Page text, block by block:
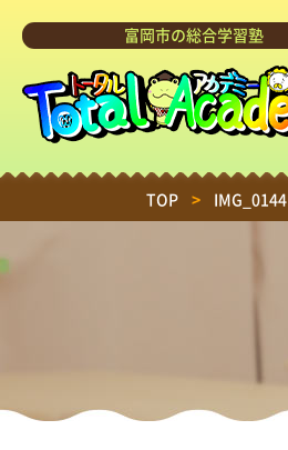
富岡市の総合学習塾
TOP > IMG_0144